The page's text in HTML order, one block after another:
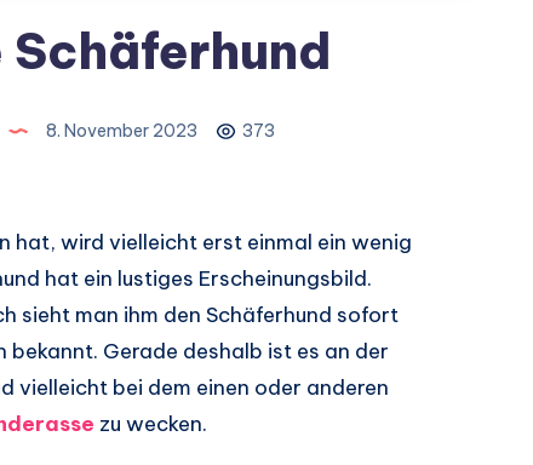
8. November 2023 373
hat, wird vielleicht erst einmal ein wenig
hat ein lustiges Erscheinungsbild.
sieht man ihm den Schäferhund sofort
Gerade deshalb ist es an der
vielleicht bei dem einen oder anderen
zu wecken.